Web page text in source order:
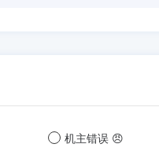
机主错误 😠